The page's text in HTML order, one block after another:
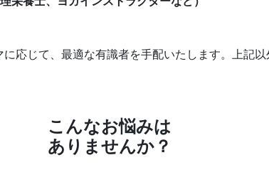
に応じて、最適な有識者を手配いたします。上記
こんなお悩みは
ありませんか？